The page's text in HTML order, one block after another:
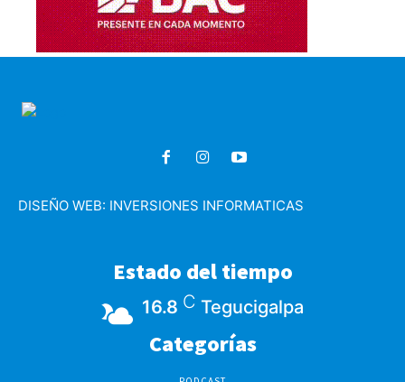
DISEÑO WEB: INVERSIONES INFORMATICAS
Estado del tiempo
16.8 C Tegucigalpa
Categorías